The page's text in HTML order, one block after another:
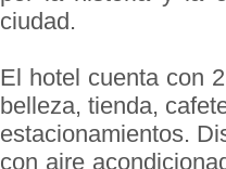
ciudad.
El hotel cuenta con
belleza, tienda,
estacionamientos.
con aire